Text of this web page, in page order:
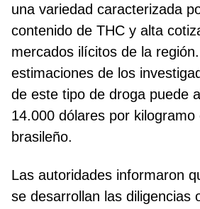
una variedad caracterizada
contenido de THC y alta
mercados ilícitos de la
estimaciones de los
de este tipo de droga puede
14.000 dólares por
brasileño.
Las autoridades informaron
se desarrollan las diligencias